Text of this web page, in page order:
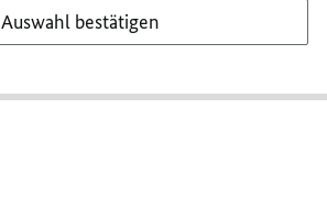
Auswahl bestätigen